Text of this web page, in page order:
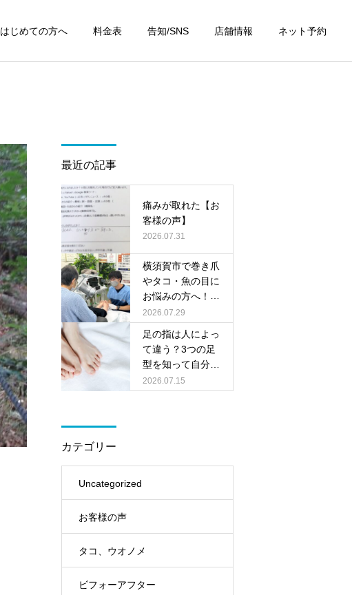
はじめての方へ 料金表 告知/SNS 店舗情報 ネット予約
最近の記事
痛みが取れた【お
客様の声】
2026.07.31
横須賀市で巻き爪
やタコ・魚の目に
お悩みの方へ！無
料相談会を開催し
ます
2026.07.29
足の指は人によっ
て違う？3つの足
型を知って自分に
合った靴選びをし
ましょう
2026.07.15
カテゴリー
Uncategorized
お客様の声
タコ、ウオノメ
ビフォーアフター